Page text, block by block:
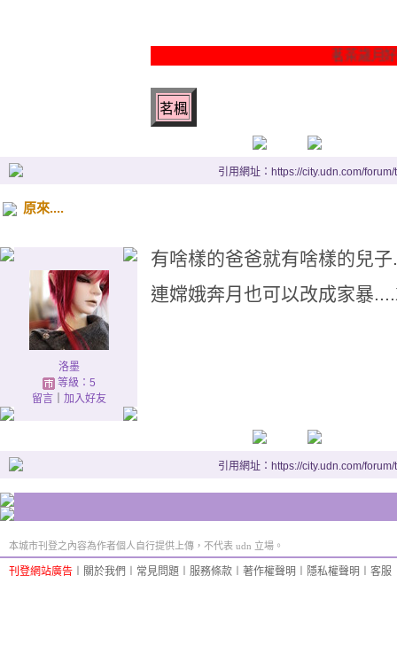
茗茶歲月好時光
茗楓
引用網址：https://city.udn.com/
原來....
洛墨
等級：5
留言｜ 加入好友
有啥樣的爸爸就有啥樣的兒子
連嫦娥奔月也可以改成家暴
引用網址：https://city.udn.com/
本城市刊登之內容為作者個人自行提供上傳，不代表 udn 立場。
刊登網站廣告 關於我們 常見問題 服務條款 著作權聲明 隱私權聲明 客服